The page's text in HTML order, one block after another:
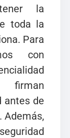
la
toda la
Para
con
firman
antes de
Además,